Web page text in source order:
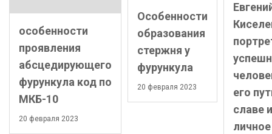
особенности
проявления
абсцедирующего
фурункула код по
МКБ-10
20 февраля 2023
Особенности
образования
стержня у
фурункула
20 февраля 2023
его
славе и
личное